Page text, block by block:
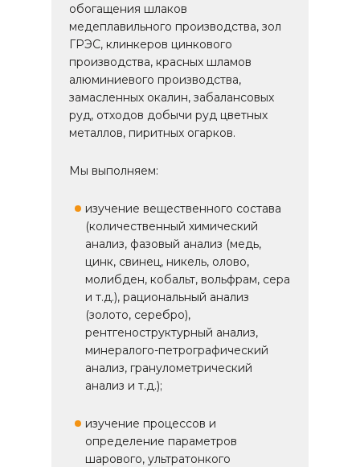
обогащения шлаков
медеплавильного производства, зол
ГРЭС, клинкеров цинкового
производства, красных шламов
алюминиевого производства,
замасленных окалин, забалансовых
руд, отходов добычи руд цветных
металлов, пиритных огарков.
Мы выполняем:
изучение вещественного состава
(количественный химический
анализ, фазовый анализ (медь,
цинк, свинец, никель, олово,
молибден, кобальт, вольфрам, сера
и т.д.), рациональный анализ
(золото, серебро),
рентгеноструктурный анализ,
минералого-петрографический
анализ, гранулометрический
анализ и т.д.);
изучение процессов и
определение параметров
шарового, ультратонкого